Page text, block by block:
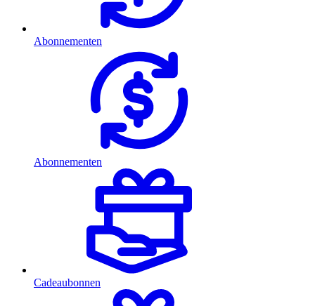
Abonnementen
Abonnementen
Cadeaubonnen